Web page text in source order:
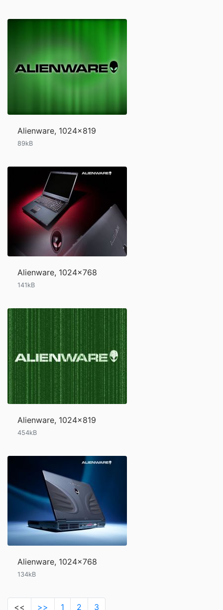
Alienware, 1024x819
89kB
Alienware, 1024x768
141kB
Alienware, 1024x819
454kB
Alienware, 1024x768
134kB
<< >> 1 2 3